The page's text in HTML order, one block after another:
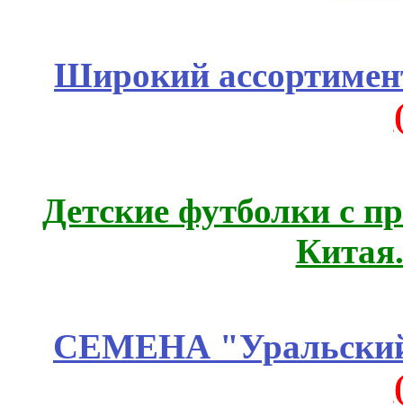
Широкий
Детские футболки с
СЕМЕНА